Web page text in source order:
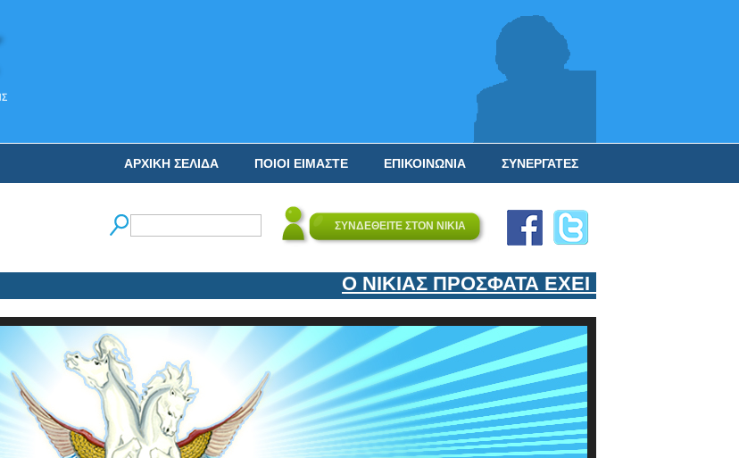
ΣΥΝΕΡΓΑΤΕΣ
ΕΠΙΚΟΙΝΩΝΙΑ
ΠΟΙΟΙ ΕΙΜΑΣΤΕ
ΑΡΧΙΚΗ ΣΕΛΙΔΑ
ΣΥΝΔΕΘΕΙΤΕ ΣΤΟΝ ΝΙΚΙΑ
Ο ΝΙΚΙΑΣ ΠΡΟΣΦΑΤΑ ΕΧΕΙ ΕΝΤΑΞΕΙ ΣΤΟΝ